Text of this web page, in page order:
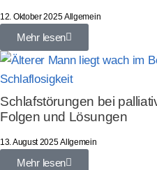
12. Oktober 2025Allgemein
Mehr lesen
Schlafstörungen bei
Folgen und Lösungen
13. August 2025Allgemein
Mehr lesen